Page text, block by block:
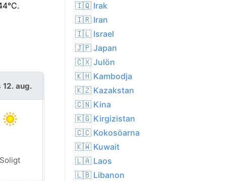
12. aug. tors 13. aug.
Soligt
🇮🇶 Irak
🇮🇷 Iran
🇮🇱 Israel
🇯🇵 Japan
🇨🇽 Julön
🇰🇭 Kambodja
🇰🇿 Kazakstan
🇨🇳 Kina
🇰🇬 Kirgizistan
🇨🇨 Kokosöarna
🇰🇼 Kuwait
🇱🇦 Laos
🇱🇧 Libanon